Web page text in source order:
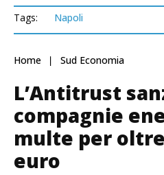
Tags: Napoli
Home Sud Economia
L’Antitrust
compagnie
multe per
euro